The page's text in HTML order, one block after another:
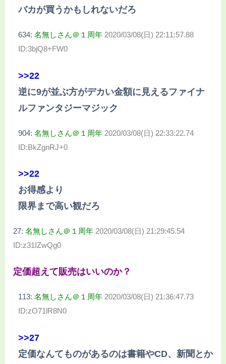
バカが買うかもしれないだろ
634: 名無しさん＠１周年 2020/03/08(日) 22:11:57.88
ID:3bjQ8+FW0
>>22
逆に9が並ぶ方がデカい金額に見えるファイナ
ルファンタジーマジック
904: 名無しさん＠１周年 2020/03/08(日) 22:33:22.74
ID:BkZgnRJ+0
>>22
お得感より
限界まで高い観だろ
27: 名無しさん＠１周年 2020/03/08(日) 21:29:45.54
ID:z31IZwQg0
定価超えて販売はいいのか？
113: 名無しさん＠１周年 2020/03/08(日) 21:36:47.73
ID:zO71lR8N0
>>27
定価なんてものがあるのは書籍やCD、新聞とか